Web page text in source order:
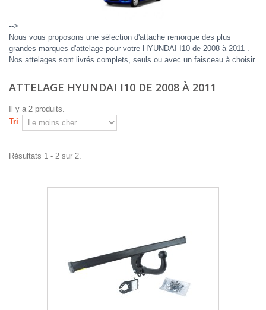
-->
Nous vous proposons une sélection d'attache remorque des plus
grandes marques d'attelage pour votre HYUNDAI I10 de 2008 à 2011 .
Nos attelages sont livrés complets, seuls ou avec un faisceau à choisir.
ATTELAGE HYUNDAI I10 DE 2008 À 2011
Il y a 2 produits.
Tri
Résultats 1 - 2 sur 2.